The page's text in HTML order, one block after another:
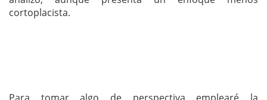
cortoplacista.